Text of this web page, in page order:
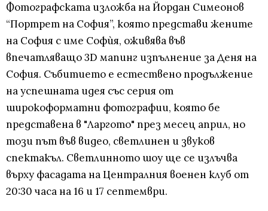
Фотографската изложба на Йордан Симеонов
“Портрет на София”, която представи жените
на София с име Софѝя, оживява във
впечатляващо 3D мапинг изпълнение за Деня на
София. Събитието е естествено продължение
на успешната идея със серия от
широкоформатни фотографии, която бе
представена в "Ларгото" през месец април, но
този път във видео, светлинен и звуков
спектакъл. Светлинното шоу ще се излъчва
върху фасадата на Централния военен клуб от
20:30 часа на 16 и 17 септември.